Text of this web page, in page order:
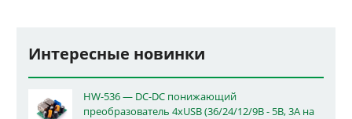
Интересные новинки
HW-536 — DC-DC понижающий
преобразователь 4xUSB (36/24/12/9В - 5В, 3А на